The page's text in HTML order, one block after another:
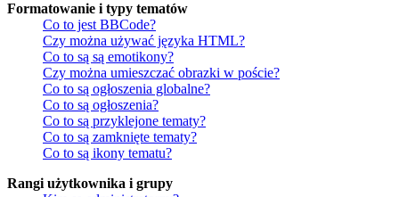
Formatowanie i typy tematów
Co to jest BBCode?
Czy można używać języka HTML?
Co to są są emotikony?
Czy można umieszczać obrazki w poście?
Co to są ogłoszenia globalne?
Co to są ogłoszenia?
Co to są przyklejone tematy?
Co to są zamknięte tematy?
Co to są ikony tematu?
Rangi użytkownika i grupy